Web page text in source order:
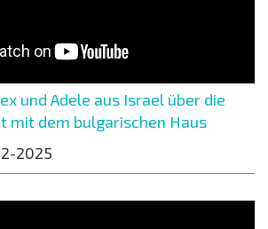
und Adele aus Israel über die
mit dem bulgarischen Haus
2025